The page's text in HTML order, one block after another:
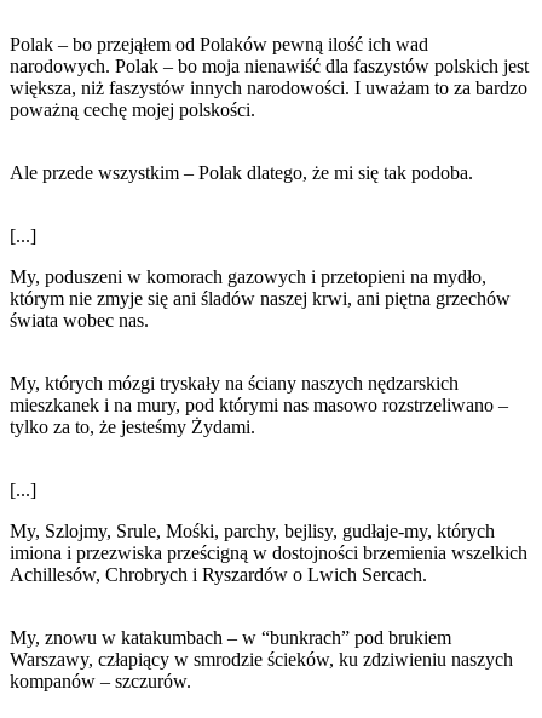
Polak – bo przejąłem od Polaków pewną ilość ich wad
narodowych. Polak – bo moja nienawiść dla faszystów polskich jest
większa, niż faszystów innych narodowości. I uważam to za bardzo
poważną cechę mojej polskości.
Ale przede wszystkim – Polak dlatego, że mi się tak podoba.
[...]
My, poduszeni w komorach gazowych i przetopieni na mydło,
którym nie zmyje się ani śladów naszej krwi, ani piętna grzechów
świata wobec nas.
My, których mózgi tryskały na ściany naszych nędzarskich
mieszkanek i na mury, pod którymi nas masowo rozstrzeliwano –
tylko za to, że jesteśmy Żydami.
[...]
My, Szlojmy, Srule, Mośki, parchy, bejlisy, gudłaje-my, których
imiona i przezwiska prześcigną w dostojności brzemienia wszelkich
Achillesów, Chrobrych i Ryszardów o Lwich Sercach.
My, znowu w katakumbach – w “bunkrach” pod brukiem
Warszawy, człapiący w smrodzie ścieków, ku zdziwieniu naszych
kompanów – szczurów.